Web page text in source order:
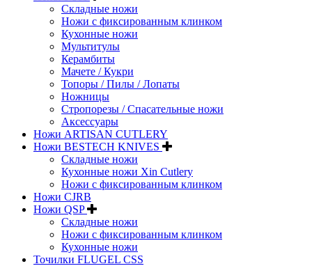
Складные ножи
Ножи с фиксированным клинком
Кухонные ножи
Мультитулы
Керамбиты
Мачете / Кукри
Топоры / Пилы / Лопаты
Ножницы
Стропорезы / Спасательные ножи
Аксессуары
Ножи ARTISAN CUTLERY
Ножи BESTECH KNIVES
Складные ножи
Кухонные ножи Xin Cutlery
Ножи с фиксированным клинком
Ножи CJRB
Ножи QSP
Складные ножи
Ножи с фиксированным клинком
Кухонные ножи
Точилки FLUGEL CSS